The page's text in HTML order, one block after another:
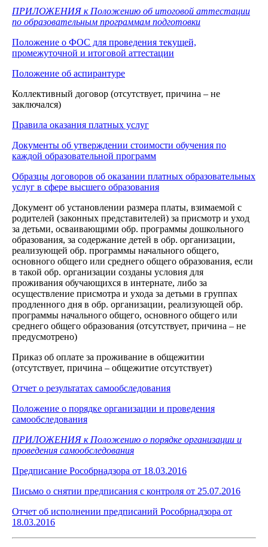
ПРИЛОЖЕНИЯ к Положению об итоговой аттестации
по образовательным программам подготовки
Положение о ФОС для проведения текущей,
промежуточной и итоговой аттестации
Положение об аспирантуре
Коллективный договор (отсутствует, причина – не
заключался)
Правила оказания платных услуг
Документы об утверждении стоимости обучения по
каждой образовательной программ
Образцы договоров об оказании платных образовательных
услуг в сфере высшего образования
Документ об установлении размера платы, взимаемой с
родителей (законных представителей) за присмотр и уход
за детьми, осваивающими обр. программы дошкольного
образования, за содержание детей в обр. организации,
реализующей обр. программы начального общего,
основного общего или среднего общего образования, если
в такой обр. организации созданы условия для
проживания обучающихся в интернате, либо за
осуществление присмотра и ухода за детьми в группах
продленного дня в обр. организации, реализующей обр.
программы начального общего, основного общего или
среднего общего образования (отсутствует, причина – не
предусмотрено)
Приказ об оплате за проживание в общежитии
(отсутствует, причина – общежитие отсутствует)
Отчет о результатах самообследования
Положение о порядке организации и проведения
самообследования
ПРИЛОЖЕНИЯ к Положению о порядке организации и
проведения самообследования
Предписание Рособрнадзора от 18.03.2016
Письмо о снятии предписания с контроля от 25.07.2016
Отчет об исполнении предписаний Рособрнадзора от
18.03.2016